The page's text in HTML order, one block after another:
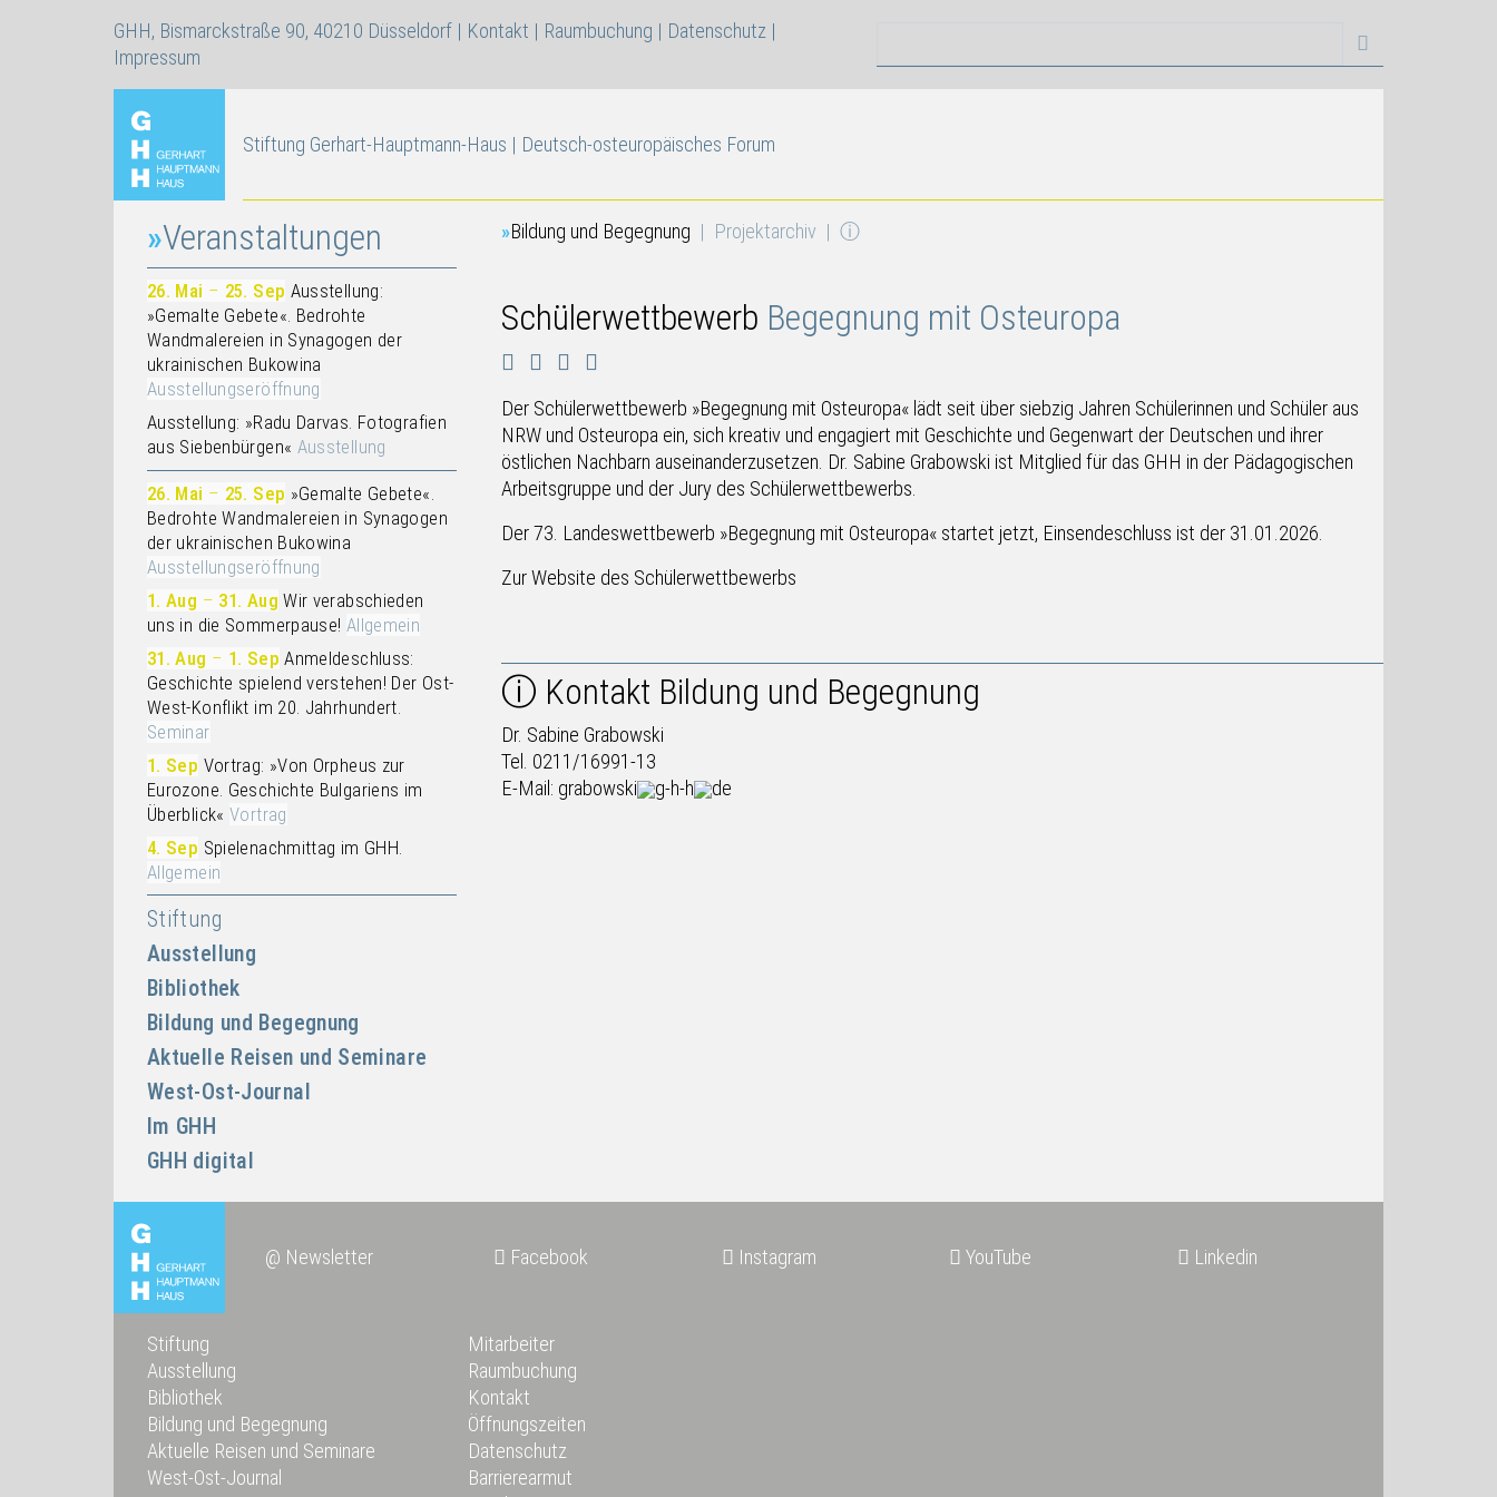
GHH, Bismarckstraße 90, 40210 Düsseldorf | Kontakt | Raumbuchung | Datenschutz |
Impressum
Stiftung Gerhart-Hauptmann-Haus | Deutsch-osteuropäisches Forum
Stiftung
Ausstellung
Bibliothek
Bildung und Begegnung
Aktuelle Reisen und Seminare
West-Ost-Journal
Im GHH
GHH digital
Veranstaltungen
26. Mai – 25. Sep Ausstellung:
»Gemalte Gebete«. Bedrohte
Wandmalereien in Synagogen der
ukrainischen Bukowina
Ausstellungseröffnung
Ausstellung: »Radu Darvas. Fotografien
aus Siebenbürgen« Ausstellung
26. Mai – 25. Sep »Gemalte Gebete«.
Bedrohte Wandmalereien in Synagogen
der ukrainischen Bukowina
Ausstellungseröffnung
1. Aug – 31. Aug Wir verabschieden
uns in die Sommerpause! Allgemein
31. Aug – 1. Sep Anmeldeschluss:
Geschichte spielend verstehen! Der Ost-
West-Konflikt im 20. Jahrhundert.
Seminar
1. Sep Vortrag: »Von Orpheus zur
Eurozone. Geschichte Bulgariens im
Überblick«Vortrag
4. Sep Spielenachmittag im GHH.
Allgemein
Bildung und Begegnung Projektarchiv ⓘ
Schülerwettbewerb Begegnung mit Osteuropa
Der Schülerwettbewerb »Begegnung mit Osteuropa« lädt seit über siebzig Jahren Schülerinnen und Schüler aus
NRW und Osteuropa ein, sich kreativ und engagiert mit Geschichte und Gegenwart der Deutschen und ihrer
östlichen Nachbarn auseinanderzusetzen. Dr. Sabine Grabowski ist Mitglied für das GHH in der Pädagogischen
Arbeitsgruppe und der Jury des Schülerwettbewerbs.
Der 73. Landeswettbewerb »Begegnung mit Osteuropa« startet jetzt, Einsendeschluss ist der 31.01.2026.
Zur Website des Schülerwettbewerbs
ⓘ Kontakt Bildung und Begegnung
Dr. Sabine Grabowski
Tel. 0211/16991-13
E-Mail: grabowski g-h-h de
@ Newsletter  Facebook  Instagram YouTube Linkedin
Stiftung
Ausstellung
Bibliothek
Bildung und Begegnung
Aktuelle Reisen und Seminare
West-Ost-Journal
Mitarbeiter
Raumbuchung
Kontakt
Öffnungszeiten
Datenschutz
Barrierearmut